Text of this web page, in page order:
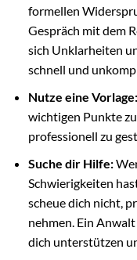
formellen
Gespräch mit dem
sich Unklarheiten
schnell und
Nutze eine Vorlage:
wichtigen Punkte
professionell zu
Suche dir Hilfe:
Schwierigkeiten
scheue dich nicht,
nehmen. Ein
dich unterstützen